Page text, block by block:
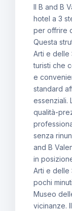
Il B and B
hotel a 3
per offrire
Questa
Arti e delle
turisti che
e
standard
essenziali.
qualità-
senza
and B
in
Arti e delle
pochi
Museo
vicinanze.